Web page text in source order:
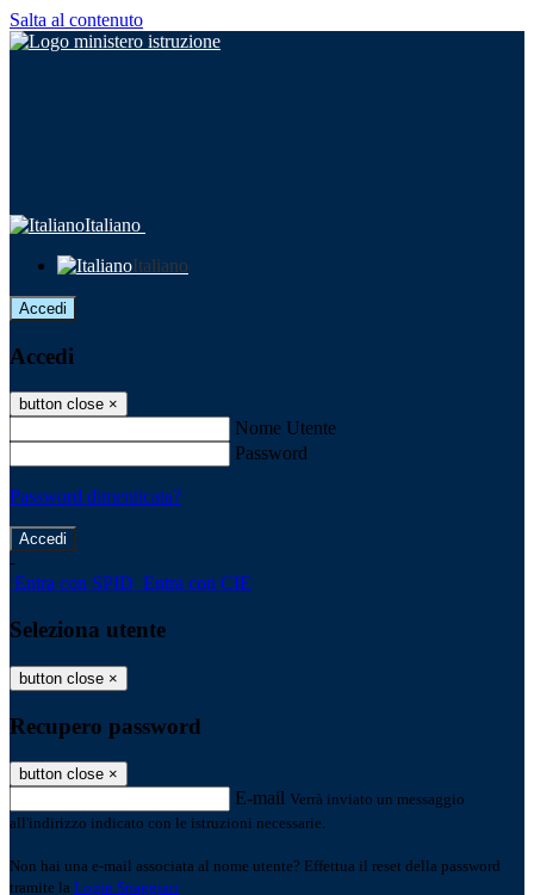
Salta al contenuto
Italiano
Italiano
Accedi
Accedi
button close ×
Nome Utente
Password
Password dimenticata?
-
Entra con SPID Entra con CIE
Seleziona utente
button close ×
Recupero password
button close ×
E-mail Verrà inviato un messaggio
all'indirizzo indicato con le istruzioni necessarie.
Non hai una e-mail associata al nome utente? Effettua il reset della password
tramite la Login Spaggiari